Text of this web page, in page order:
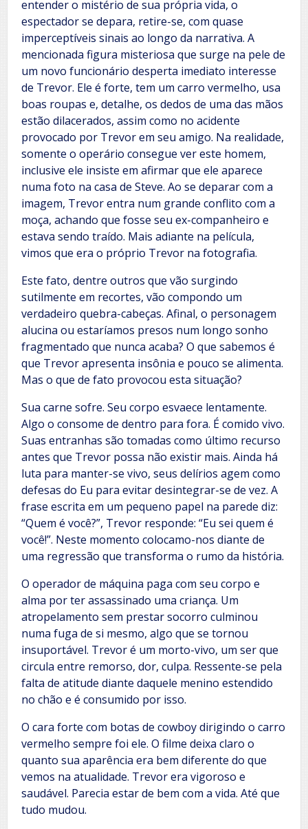
entender o mistério de sua própria vida, o
espectador se depara, retire-se, com quase
imperceptíveis sinais ao longo da narrativa. A
mencionada figura misteriosa que surge na pele de
um novo funcionário desperta imediato interesse
de Trevor. Ele é forte, tem um carro vermelho, usa
boas roupas e, detalhe, os dedos de uma das mãos
estão dilacerados, assim como no acidente
provocado por Trevor em seu amigo. Na realidade,
somente o operário consegue ver este homem,
inclusive ele insiste em afirmar que ele aparece
numa foto na casa de Steve. Ao se deparar com a
imagem, Trevor entra num grande conflito com a
moça, achando que fosse seu ex-companheiro e
estava sendo traído. Mais adiante na película,
vimos que era o próprio Trevor na fotografia.
Este fato, dentre outros que vão surgindo
sutilmente em recortes, vão compondo um
verdadeiro quebra-cabeças. Afinal, o personagem
alucina ou estaríamos presos num longo sonho
fragmentado que nunca acaba? O que sabemos é
que Trevor apresenta insônia e pouco se alimenta.
Mas o que de fato provocou esta situação?
Sua carne sofre. Seu corpo esvaece lentamente.
Algo o consome de dentro para fora. É comido vivo.
Suas entranhas são tomadas como último recurso
antes que Trevor possa não existir mais. Ainda há
luta para manter-se vivo, seus delírios agem como
defesas do Eu para evitar desintegrar-se de vez. A
frase escrita em um pequeno papel na parede diz:
“Quem é você?”, Trevor responde: “Eu sei quem é
você!”. Neste momento colocamo-nos diante de
uma regressão que transforma o rumo da história.
O operador de máquina paga com seu corpo e
alma por ter assassinado uma criança. Um
atropelamento sem prestar socorro culminou
numa fuga de si mesmo, algo que se tornou
insuportável. Trevor é um morto-vivo, um ser que
circula entre remorso, dor, culpa. Ressente-se pela
falta de atitude diante daquele menino estendido
no chão e é consumido por isso.
O cara forte com botas de cowboy dirigindo o carro
vermelho sempre foi ele. O filme deixa claro o
quanto sua aparência era bem diferente do que
vemos na atualidade. Trevor era vigoroso e
saudável. Parecia estar de bem com a vida. Até que
tudo mudou.